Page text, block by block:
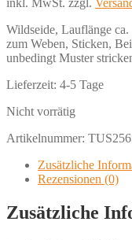
Wildseide, Lauflänge
zum Weben, Sticken,
unbedingt Muster
Lieferzeit: 4-5 Tage
Nicht vorrätig
Artikelnummer:
Zusätzliche
Rezensionen (0)
Zusätzliche